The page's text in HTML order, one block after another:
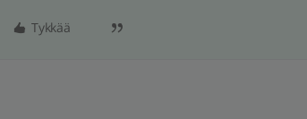
Tykkää